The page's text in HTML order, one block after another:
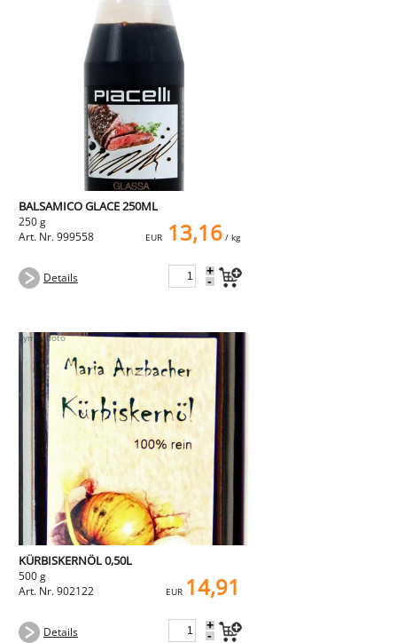
BALSAMICO GLACE 250ML
250 g
Art. Nr. 999558
EUR 13,16/ kg
Details +
-
KÜRBISKERNÖL 0,50L
500 g
Art. Nr. 902122
EUR 14,91
Details +
-